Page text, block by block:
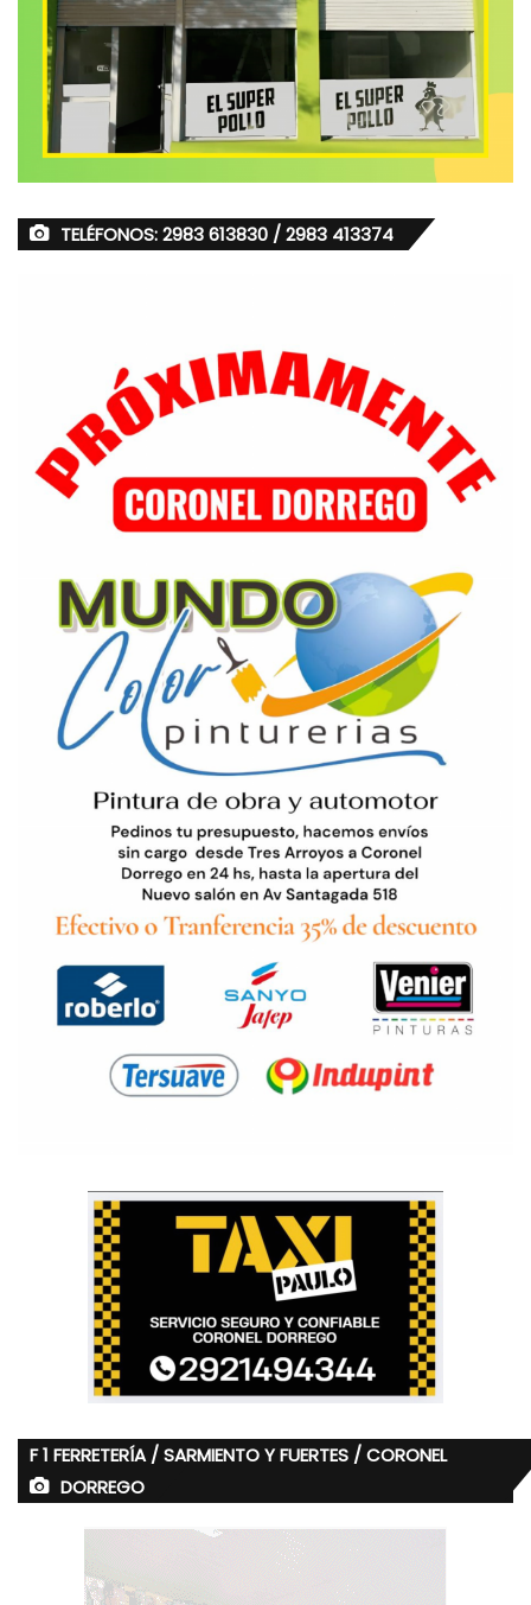
TELÉFONOS: 2983 613830 / 2983 413374
F 1 FERRETERÍA / SARMIENTO Y FUERTES / CORONEL
DORREGO